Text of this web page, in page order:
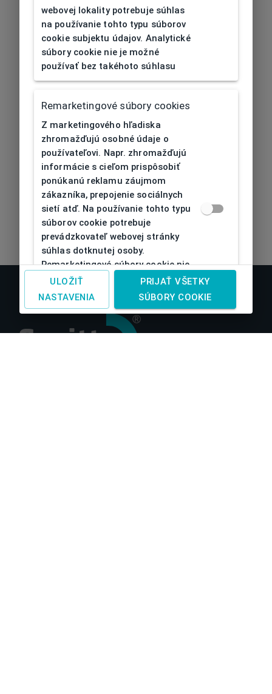
webovej lokality potrebuje súhlas
na používanie tohto typu súborov
cookie subjektu údajov. Analytické
súbory cookie nie je možné
používať bez takéhoto súhlasu
Remarketingové súbory cookies
Z marketingového hľadiska
zhromažďujú osobné údaje o
používateľovi. Napr. zhromažďujú
informácie s cieľom prispôsobiť
ponúkanú reklamu záujmom
zákazníka, prepojenie sociálnych
sietí atď. Na používanie tohto typu
súborov cookie potrebuje
prevádzkovateľ webovej stránky
súhlas dotknutej osoby.
Remarketingové súbory cookie nie
je možné bez takéhoto súhlasu
používať
ULOŽIŤ
NASTAVENIA
PRIJAŤ VŠETKY
SÚBORY COOKIE